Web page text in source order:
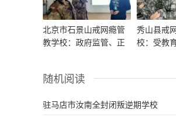
北京市石景山戒网瘾管
教学校：政府监管、正
秀山县戒
校：受教
随机阅读
驻马店市汝南全封闭叛逆期学校